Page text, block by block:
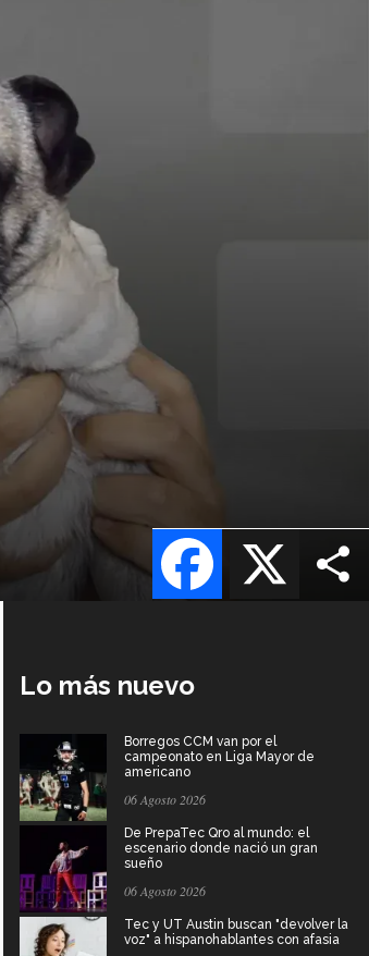
X
Facebook
Lo más nuevo
Borregos CCM van por el
campeonato en Liga Mayor de
americano
06 Agosto 2026
De PrepaTec Qro al mundo: el
escenario donde nació un gran
sueño
06 Agosto 2026
Tec y UT Austin buscan "devolver la
voz" a hispanohablantes con afasia